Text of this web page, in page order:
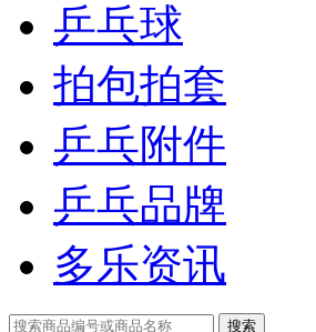
乒乓球
拍包拍套
乒乓附件
乒乓品牌
多乐资讯